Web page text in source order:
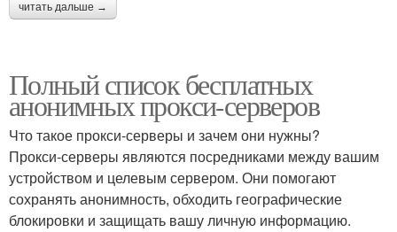
читать дальше →
Полный список бесплатных
анонимных прокси-серверов
Что такое прокси-серверы и зачем они нужны?
Прокси-серверы являются посредниками между вашим
устройством и целевым сервером. Они помогают
сохранять анонимность, обходить географические
блокировки и защищать вашу личную информацию.